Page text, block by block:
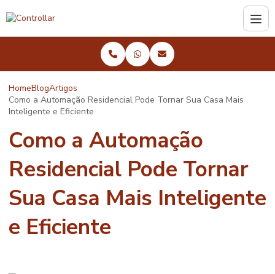
HomeBlogArtigos
Como a Automação Residencial Pode Tornar Sua Casa Mais
Inteligente e Eficiente
Como a Automação
Residencial Pode Tornar
Sua Casa Mais Inteligente
e Eficiente